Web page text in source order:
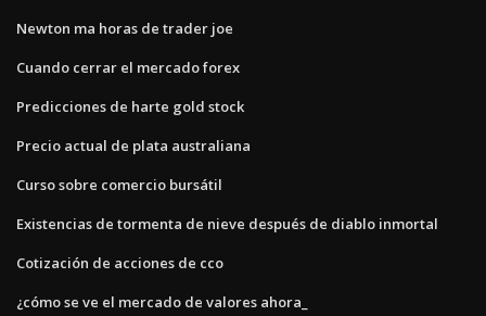
Newton ma horas de trader joe
Cuando cerrar el mercado forex
Predicciones de harte gold stock
Precio actual de plata australiana
Curso sobre comercio bursátil
Existencias de tormenta de nieve después de diablo inmortal
Cotización de acciones de cco
¿cómo se ve el mercado de valores ahora_